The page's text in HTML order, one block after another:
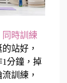
時訓練
站好，
分鐘，掉
訓練，